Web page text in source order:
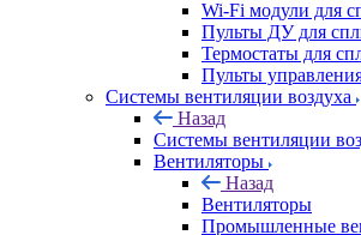
Wi-Fi модули для
Пульты ДУ для
Термостаты для
Пульты
Системы вентиляции воздуха
Назад
Системы вентиляции
Вентиляторы
Назад
Вентиляторы
Промышленные